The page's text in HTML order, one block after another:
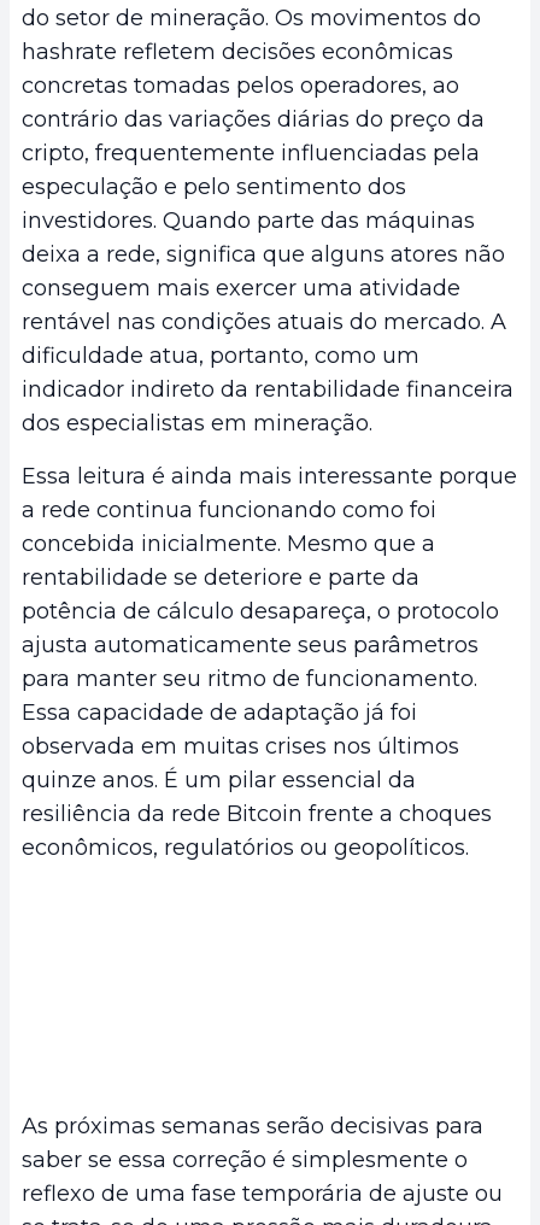
do setor de mineração. Os movimentos do
hashrate refletem decisões econômicas
concretas tomadas pelos operadores, ao
contrário das variações diárias do preço da
cripto, frequentemente influenciadas pela
especulação e pelo sentimento dos
investidores. Quando parte das máquinas
deixa a rede, significa que alguns atores não
conseguem mais exercer uma atividade
rentável nas condições atuais do mercado. A
dificuldade atua, portanto, como um
indicador indireto da rentabilidade financeira
dos especialistas em mineração.
Essa leitura é ainda mais interessante porque
a rede continua funcionando como foi
concebida inicialmente. Mesmo que a
rentabilidade se deteriore e parte da
potência de cálculo desapareça, o protocolo
ajusta automaticamente seus parâmetros
para manter seu ritmo de funcionamento.
Essa capacidade de adaptação já foi
observada em muitas crises nos últimos
quinze anos. É um pilar essencial da
resiliência da rede Bitcoin frente a choques
econômicos, regulatórios ou geopolíticos.
As próximas semanas serão decisivas para
saber se essa correção é simplesmente o
reflexo de uma fase temporária de ajuste ou